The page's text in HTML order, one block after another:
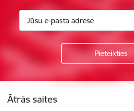
Ātrās saites